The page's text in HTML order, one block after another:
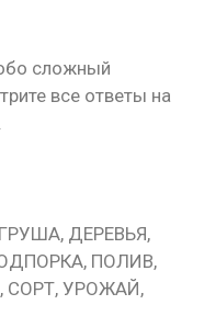
сложный
все ответы на
ДЕРЕВЬЯ,
ПОЛИВ,
СОРТ, УРОЖАЙ,